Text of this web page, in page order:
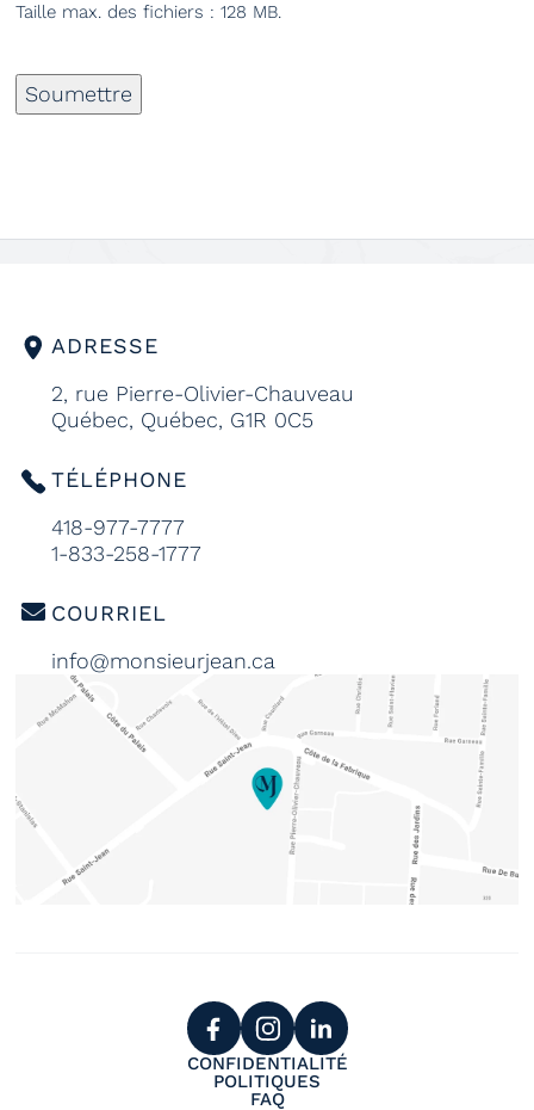
Taille max. des fichiers : 128 MB.
Soumettre
ADRESSE
2, rue Pierre-Olivier-Chauveau
Québec, Québec, G1R 0C5
TÉLÉPHONE
418-977-7777
1-833-258-1777
COURRIEL
info@monsieurjean.ca
CONFIDENTIALITÉ
POLITIQUES
FAQ